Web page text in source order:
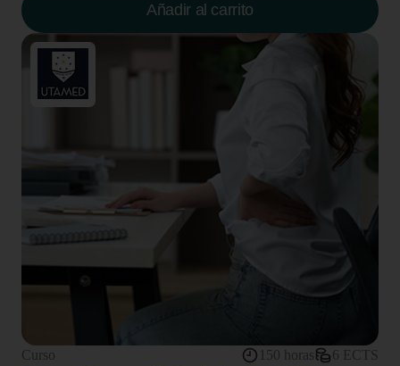
Añadir al carrito
Curso 150 horas 6 ECTS